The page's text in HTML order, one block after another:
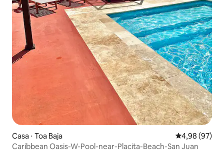
Casa ⋅ Toa Baja 4,98 de uma
4,98 (97)
Caribbean Oasis-W-Pool-near-Placita-Beach-San Juan